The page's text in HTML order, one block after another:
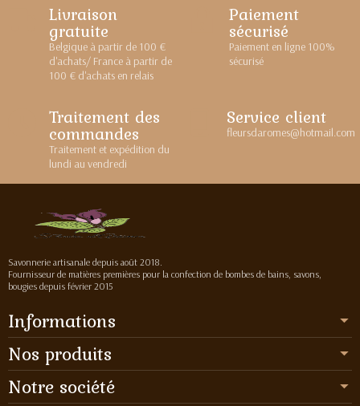
Livraison
gratuite
Belgique à partir de 100 €
d'achats/ France à partir de
100 € d'achats en relais
Paiement
sécurisé
Paiement en ligne 100%
sécurisé
Traitement des
commandes
Traitement et expédition du
lundi au vendredi
Service client
fleursdaromes@hotmail.com
Savonnerie artisanale depuis août 2018.
Fournisseur de matières premières pour la confection de bombes de bains, savons,
bougies depuis février 2015
Informations
Nos produits
Notre société